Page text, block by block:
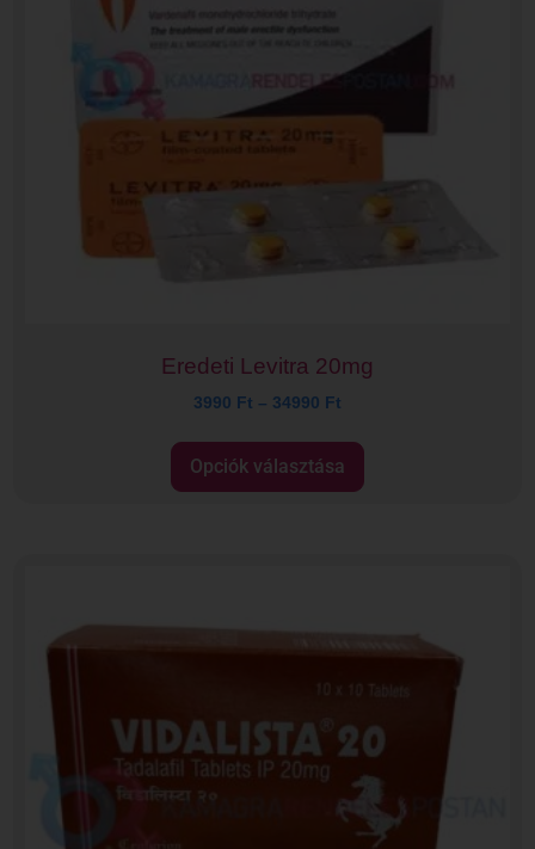
Eredeti Levitra 20mg
3990 Ft – 34990 Ft
Opciók választása